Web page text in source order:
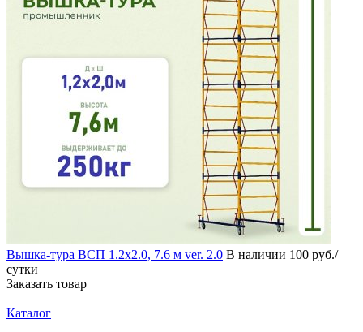
Вышка-тура ВСП 1.2х2.0, 7.6 м ver. 2.0 В наличии 100 руб./
сутки
Заказать товар
Каталог